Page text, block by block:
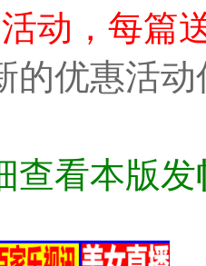
动，每篇
的优惠活
查看本版